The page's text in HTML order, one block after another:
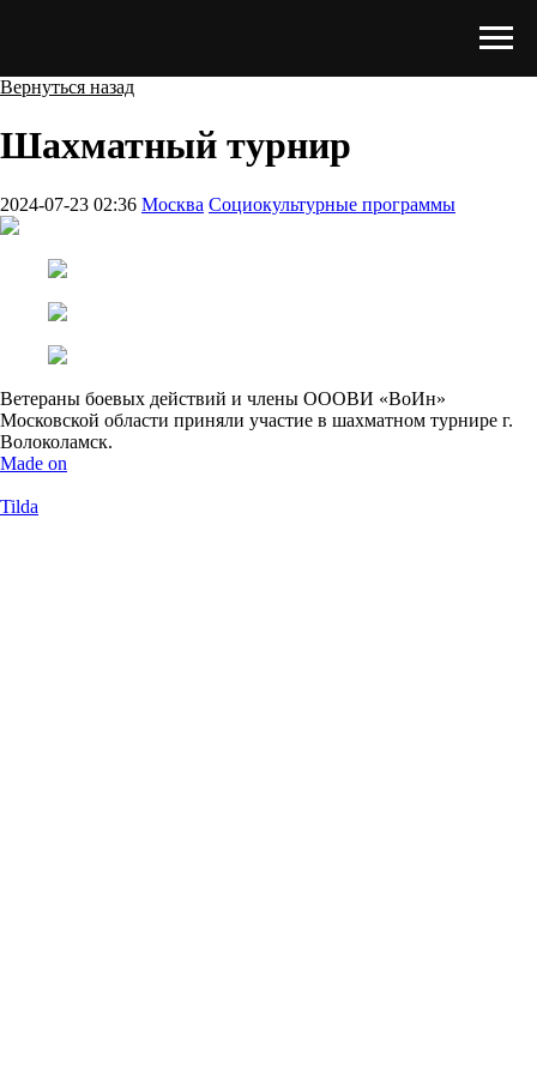
Вернуться назад
Шахматный турнир
2024-07-23 02:36 Москва Социокультурные программы
Ветераны боевых действий и члены ОООВИ «ВоИн»
Московской области приняли участие в шахматном турнире г.
Волоколамск.
Made on
Tilda